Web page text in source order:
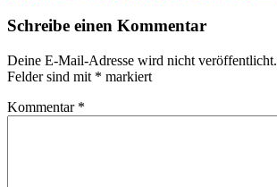
Schreibe einen Kommentar
Deine E-Mail-Adresse wird nicht veröffentlicht.
Felder sind mit * markiert
Kommentar *